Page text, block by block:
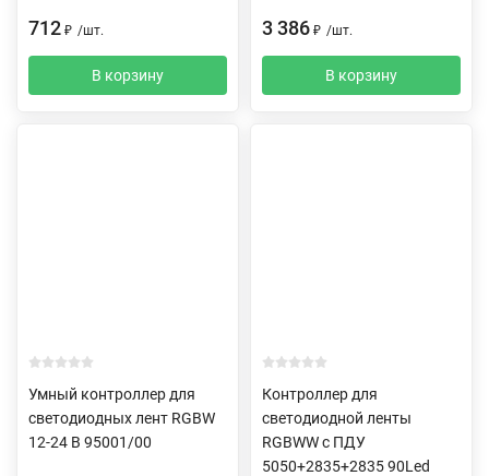
712 ₽ /шт.
В корзину
3 386 ₽ /шт.
В корзину
Умный контроллер для
светодиодных лент RGBW
12-24 В 95001/00
Контроллер для
светодиодной ленты
RGBWW c ПДУ
5050+2835+2835 90Led